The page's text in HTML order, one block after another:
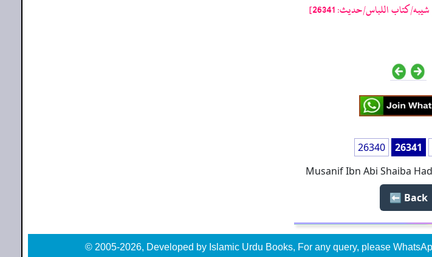
كتاب اللباس/حدیث: 26341]
26340 26341
Musanif Ibn Abi Shaiba
Back ⬅️
© 2005-2026, Developed by Islamic Urdu Books, For any query, please